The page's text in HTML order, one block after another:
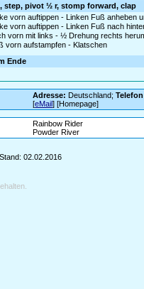
step, pivot ½ r, stomp forward, clap
vorn auftippen - Linken Fuß anheben
vorn auftippen - Linken Fuß nach
vorn mit links - ½ Drehung rechts
vorn aufstampfen - Klatschen
Ende
Adresse: Deutschland;
[eMail] [Homepage]
Rainbow Rider
Powder River
02.02.2016